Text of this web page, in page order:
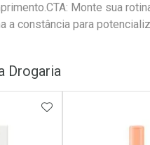
Monte sua
a constância para
Drogaria
ADICIONAR AOS